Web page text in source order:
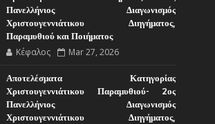
Πανελλήνιος Διαγωνισμός
Χριστουγεννιάτικου Διηγήματος,
Παραμυθιού και Ποιήματος
Κέφαλος Mar 27, 2026
Αποτελέσματα Κατηγορίας
Χριστουγεννιάτικου Παραμυθιού- 2ος
Πανελλήνιος Διαγωνισμός
Χριστουγεννιάτικου Διηγήματος,